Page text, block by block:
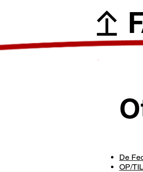
De
OP/TIL